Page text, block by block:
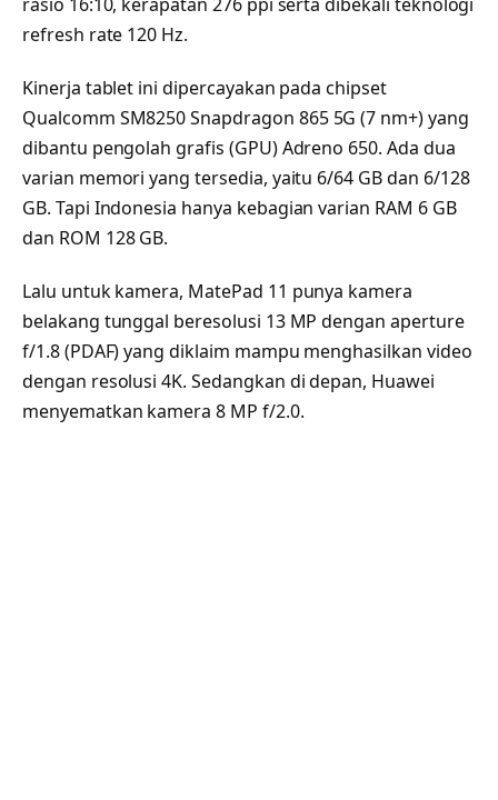
rasio 16:10, kerapatan 276 ppi serta dibekali teknologi
refresh rate 120 Hz.
Kinerja tablet ini dipercayakan pada chipset
Qualcomm SM8250 Snapdragon 865 5G (7 nm+) yang
dibantu pengolah grafis (GPU) Adreno 650. Ada dua
varian memori yang tersedia, yaitu 6/64 GB dan 6/128
GB. Tapi Indonesia hanya kebagian varian RAM 6 GB
dan ROM 128 GB.
Lalu untuk kamera, MatePad 11 punya kamera
belakang tunggal beresolusi 13 MP dengan aperture
f/1.8 (PDAF) yang diklaim mampu menghasilkan video
dengan resolusi 4K. Sedangkan di depan, Huawei
menyematkan kamera 8 MP f/2.0.